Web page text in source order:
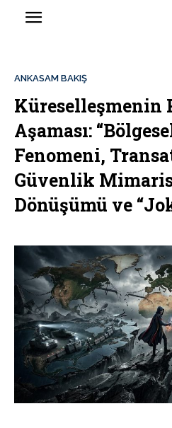
ANKASAM BAKIŞ
Küreselleşmenin
Aşaması:
Fenomeni,
Güvenlik
Dönüşümü ve